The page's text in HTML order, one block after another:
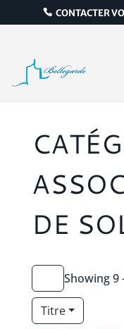
CONTACTER
DE
Showing 9
Titre